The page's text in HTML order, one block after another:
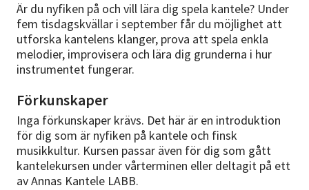
Är du nyfiken på och vill lära dig spela kantele? Under
fem tisdagskvällar i september får du möjlighet att
utforska kantelens klanger, prova att spela enkla
melodier, improvisera och lära dig grunderna i hur
instrumentet fungerar.
Förkunskaper
Inga förkunskaper krävs. Det här är en introduktion
för dig som är nyfiken på kantele och finsk
musikkultur. Kursen passar även för dig som gått
kantelekursen under vårterminen eller deltagit på ett
av Annas Kantele LABB.